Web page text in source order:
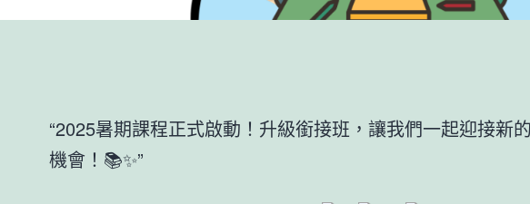
“2025暑期課程正式啟動！升級銜接班，讓我們一起迎接新
機會！📚✨”